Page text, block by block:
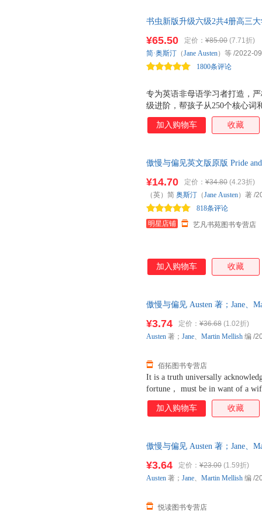
书虫新版升级六级2共4册高三
亿册；专为非英语母语学习者
语语言学习类读物国际权威大
免费获取音频、练习答案、读
专为英语非母语学习者打造，
级进阶，帮孩子从250个核心词
至达到读懂原版小说的水平。
言学习者文学大奖 全行业优秀
品质培养，包含中高考重要题
童青少年学习用品近视防控卫
后，避免中译文干扰英语阅读
升：扫码免费获取音频、
¥65.50 定价： ¥85.00 (7.71折)
1800条评论
简·奥斯汀 （Jane Austen）等 /2022-
加入购物车 收藏
傲慢与偏见英文版原版 Pride
¥14.70 定价： ¥34.80 (4.23折)
明星店铺 艺凡书苑图书专营店
818条评论
（英）简 奥斯汀 （Jane Austen）著 /
加入购物车 收藏
傲慢与偏见 Austen 著；Jane、
It is a truth universally
fortune， must be in want of a
of such a man may be on his
fixed in the minds of the
和伊丽莎白由于傲慢和偏见而
简和莉迪亚是贝内特家五个女
也是伊丽莎白的朋友。男主人
¥3.74 定价： ¥36.68 (1.02折)
佰拓图书专营店
Austen 著； Jane、 Martin Mellish 编 /
加入购物车 收藏
傲慢与偏见 Austen 著；Jane、
¥3.64 定价： ¥23.00 (1.59折)
悦读图书专营店
Austen 著； Jane、 Martin Mellish 编 /